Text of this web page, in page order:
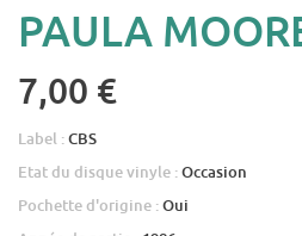
PAULA
7,00 €
Label :CBS
Etat du disque vinyle :Occasion
Pochette d'origine :Oui